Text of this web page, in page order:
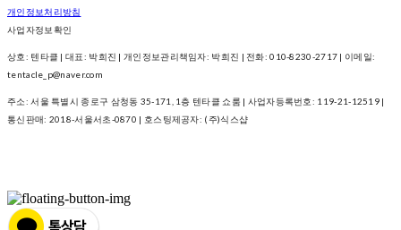
개인정보처리방침
사업자정보확인
상호: 텐타클 | 대표: 박희진 | 개인정보관리책임자: 박희진 | 전화: 010-8230-2717 | 이메일:
tentacle_p@naver.com
주소: 서울 특별시 종로구 삼청동 35-171, 1층 텐타클 쇼룸 | 사업자등록번호: 119-21-12519 |
통신판매: 2018-서울서초-0870 | 호스팅제공자: (주)식스샵